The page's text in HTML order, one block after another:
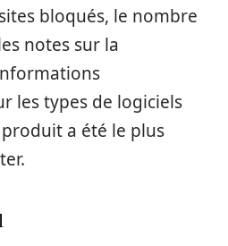
bloqués, le nombre
notes sur la
les types de logiciels
a été le plus